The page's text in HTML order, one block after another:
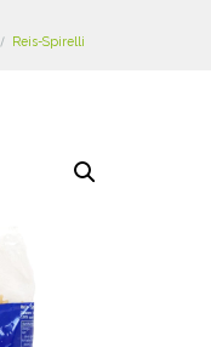
Reis-Spirelli